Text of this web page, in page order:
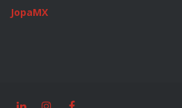
JopaMX